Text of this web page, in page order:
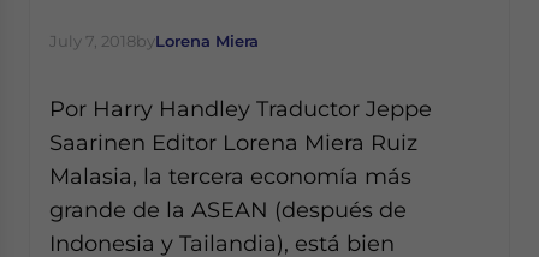
July 7, 2018byLorena Miera
Por Harry Handley Traductor Jeppe
Saarinen Editor Lorena Miera Ruiz
Malasia, la tercera economía más
grande de la ASEAN (después de
Indonesia y Tailandia), está bien